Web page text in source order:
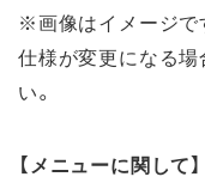
※画像はイメージで
仕様が変更になる
い。
【メニューに関して】